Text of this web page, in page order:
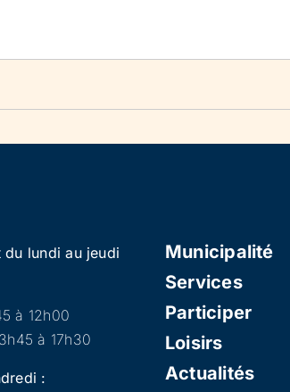
du lundi au jeudi
à 12h00
à 17h30
:
Municipalité
Services
Participer
Loisirs
Actualités